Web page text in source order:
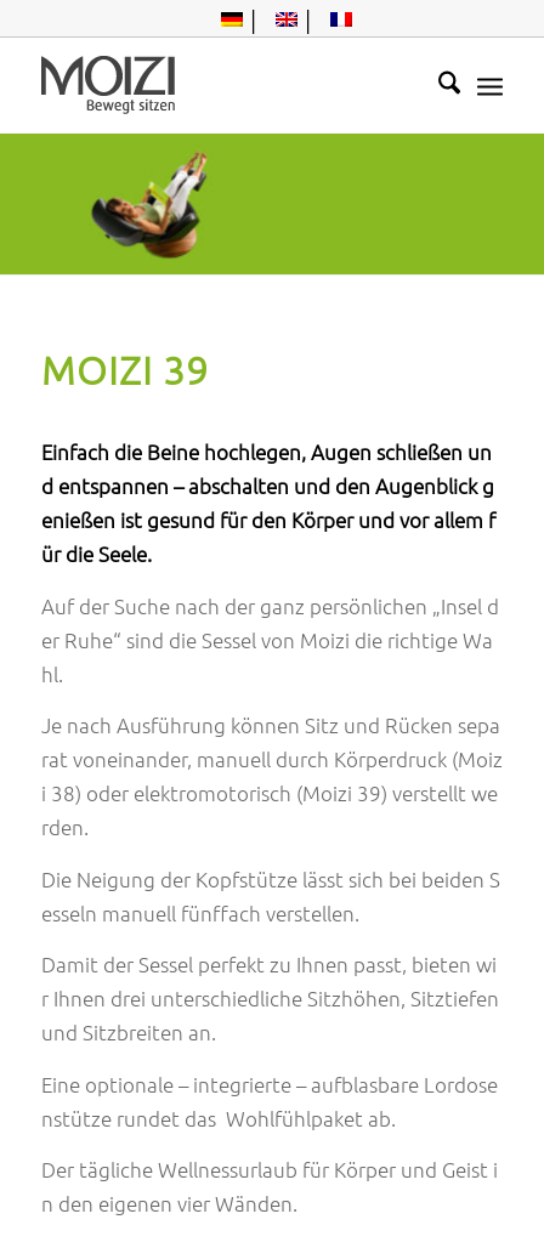
Entspannung für
MOIZI 39
Einfach die Beine hochlegen, Augen schließen un
d entspannen – abschalten und den Augenblick g
enießen ist gesund für den Körper und vor allem f
ür die Seele.
Auf der Suche nach der ganz persönlichen „Insel d
er Ruhe“ sind die Sessel von Moizi die richtige Wa
hl.
Je nach Ausführung können Sitz und Rücken sepa
rat voneinander, manuell durch Körperdruck (Moiz
i 38) oder elektromotorisch (Moizi 39) verstellt we
rden.
Die Neigung der Kopfstütze lässt sich bei beiden S
esseln manuell fünffach verstellen.
Damit der Sessel perfekt zu Ihnen passt, bieten wi
r Ihnen drei unterschiedliche Sitzhöhen, Sitztiefen
und Sitzbreiten an.
Eine optionale – integrierte – aufblasbare Lordose
nstütze rundet das Wohlfühlpaket ab.
Der tägliche Wellnessurlaub für Körper und Geist i
n den eigenen vier Wänden.